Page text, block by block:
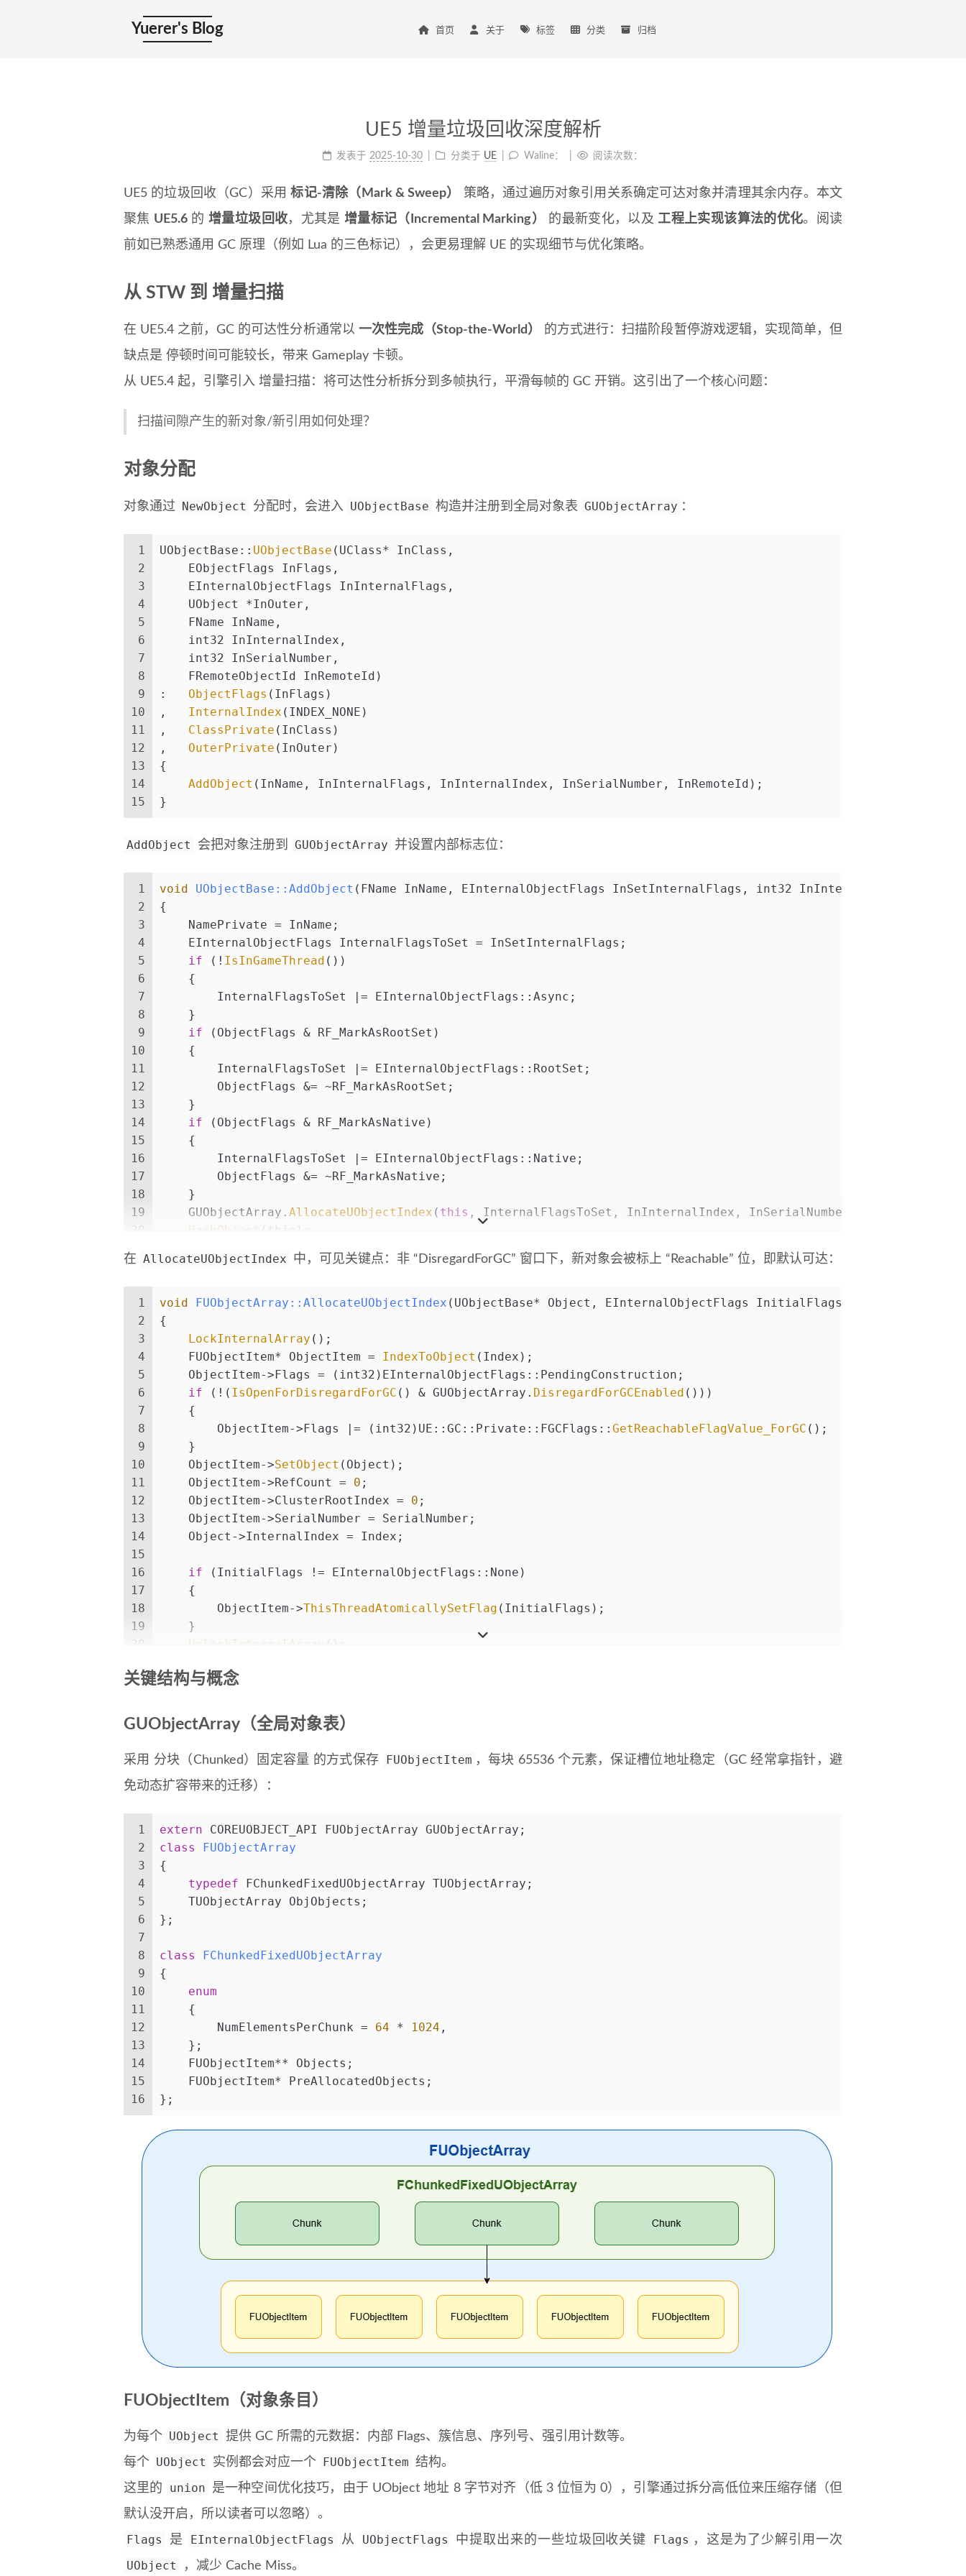
Yuerer's Blog 首页 关于 标签 分类 归档
UE5 增量垃圾回收深度解析
发表于 2025-10-30 分类于 UE Waline： 阅读次数：
UE5 的垃圾回收（GC）采用标记-清除（Mark & Sweep）
策略，通过遍历对象引用关系确定可达对象并清理其余内存。本文
聚焦 UE5.6 的增量垃圾回收，尤其是增量标记（Incremental Marking） 的最新变化，以及 工程上实现该算法的优化。阅读
前如已熟悉通用 GC 原理（例如 Lua 的三色标记），会更易理解 UE 的实现细节与优化策略。
从 STW 到 增量扫描
在 UE5.4 之前，GC 的可达性分析通常以 一次性完成（Stop-the-World）
的方式进行：扫描阶段暂停游戏逻辑，实现简单，但
缺点是 停顿时间可能较长，带来 Gameplay 卡顿。
从 UE5.4 起，引擎引入 增量扫描：将可达性分析拆分到多帧执行，平滑每帧的 GC 开销。这引出了一个核心问题：
扫描间隙产生的新对象/新引用如何处理？
对象分配
对象通过 NewObject 分配时，会进入 UObjectBase 构造并注册到全局对象表 GUObjectArray ：
1
2
3
4
5
6
7
8
9
10
11
12
13
14
15
UObjectBase:: UObjectBase (UClass* InClass,
    EObjectFlags InFlags,
    EInternalObjectFlags InInternalFlags,
    UObject *InOuter,
    FName InName,
    int32 InInternalIndex,
    int32 InSerialNumber,
    FRemoteObjectId InRemoteId)
: ObjectFlags (InFlags)
, InternalIndex (INDEX_NONE)
, ClassPrivate (InClass)
, OuterPrivate (InOuter)
{
AddObject (InName, InInternalFlags, InInternalIndex, InSerialNumber, InRemoteId);
}
AddObject 会把对象注册到 GUObjectArray 并设置内部标志位：
1
2
3
4
5
6
7
8
9
10
11
12
13
14
15
16
17
18
19
20
void UObjectBase::AddObject (FName InName, EInternalObjectFlags InSetInternalFlags, int32 InInternalIndex, int32
{
    NamePrivate = InName;
    EInternalObjectFlags InternalFlagsToSet = InSetInternalFlags;
if (! IsInGameThread ())
    {
        InternalFlagsToSet |= EInternalObjectFlags::Async;
    }
if (ObjectFlags & RF_MarkAsRootSet)
    {
        InternalFlagsToSet |= EInternalObjectFlags::RootSet;
        ObjectFlags &= ~RF_MarkAsRootSet;
    }
if (ObjectFlags & RF_MarkAsNative)
    {
        InternalFlagsToSet |= EInternalObjectFlags::Native;
        ObjectFlags &= ~RF_MarkAsNative;
    }
    GUObjectArray.
AllocateUObjectIndex ( this , InternalFlagsToSet, InInternalIndex, InSerialNumber, InRemoteId);
HashObject ( this );
在 AllocateUObjectIndex 中，可见关键点：非 “DisregardForGC” 窗口下，新对象会被标上 “Reachable” 位，即默认可达：
1
2
3
4
5
6
7
8
9
10
11
12
13
14
15
16
17
18
19
20
void FUObjectArray::AllocateUObjectIndex (UObjectBase* Object, EInternalObjectFlags InitialFlags, int32
{
LockInternalArray ();
    FUObjectItem* ObjectItem =
IndexToObject (Index);
    ObjectItem->Flags = (int32)EInternalObjectFlags::PendingConstruction;
if (!( IsOpenForDisregardForGC () & GUObjectArray. DisregardForGCEnabled ()))
    {
        ObjectItem->Flags |= (int32)UE::GC::Private::FGCFlags::
GetReachableFlagValue_ForGC ();
    }
    ObjectItem->
SetObject (Object);
    ObjectItem->RefCount =
0 ;
    ObjectItem->ClusterRootIndex =
0 ;
    ObjectItem->SerialNumber = SerialNumber;
    Object->InternalIndex = Index;
if (InitialFlags != EInternalObjectFlags::None)
    {
        ObjectItem->
ThisThreadAtomicallySetFlag (InitialFlags);
    }
UnlockInternalArray ();
关键结构与概念
GUObjectArray（全局对象表）
采用 分块（Chunked）固定容量 的方式保存 FUObjectItem ，每块 65536 个元素，保证槽位地址稳定（GC 经常拿指针，避
免动态扩容带来的迁移）：
1
2
3
4
5
6
7
8
9
10
11
12
13
14
15
16
extern COREUOBJECT_API FUObjectArray GUObjectArray;
class
FUObjectArray
{
typedef FChunkedFixedUObjectArray TUObjectArray;
    TUObjectArray ObjObjects;
};
class
FChunkedFixedUObjectArray
{
enum
    {
        NumElementsPerChunk =
64 * 1024 ,
    };
    FUObjectItem** Objects;
    FUObjectItem* PreAllocatedObjects;
};
FUObjectItem（对象条目）
为每个 UObject
提供 GC 所需的元数据：内部 Flags、簇信息、序列号、强引用计数等。
每个 UObject 实例都会对应一个 FUObjectItem 结构。
这里的
union
是一种空间优化技巧，由于 UObject 地址 8 字节对齐（低 3 位恒为 0），引擎通过拆分高低位来压缩存储（但
默认没开启，所以读者可以忽略）。
Flags 是 EInternalObjectFlags 从 UObjectFlags 中提取出来的一些垃圾回收关键 Flags ，这是为了少解引用一次
UObject ，减少 Cache Miss。